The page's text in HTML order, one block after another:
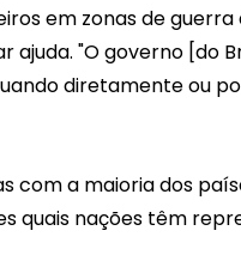
em zonas de
ajuda. "O governo [do
diretamente ou
com a maioria dos
quais nações têm